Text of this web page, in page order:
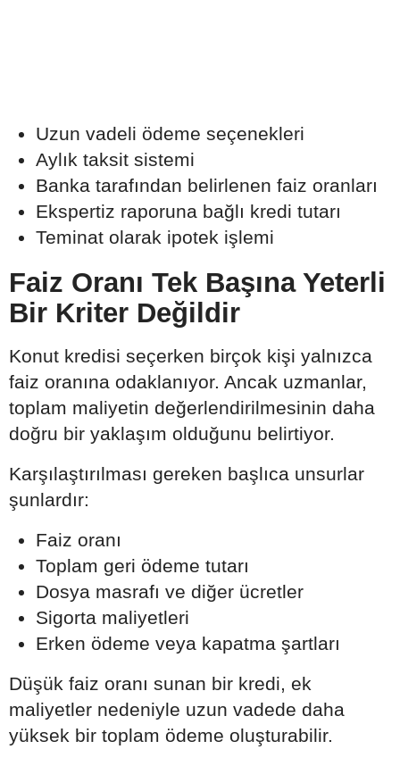
Uzun vadeli ödeme seçenekleri
Aylık taksit sistemi
Banka tarafından belirlenen faiz oranları
Ekspertiz raporuna bağlı kredi tutarı
Teminat olarak ipotek işlemi
Faiz Oranı Tek Başına Yeterli
Bir Kriter Değildir
Konut kredisi seçerken birçok kişi yalnızca
faiz oranına odaklanıyor. Ancak uzmanlar,
toplam maliyetin değerlendirilmesinin daha
doğru bir yaklaşım olduğunu belirtiyor.
Karşılaştırılması gereken başlıca unsurlar
şunlardır:
Faiz oranı
Toplam geri ödeme tutarı
Dosya masrafı ve diğer ücretler
Sigorta maliyetleri
Erken ödeme veya kapatma şartları
Düşük faiz oranı sunan bir kredi, ek
maliyetler nedeniyle uzun vadede daha
yüksek bir toplam ödeme oluşturabilir.